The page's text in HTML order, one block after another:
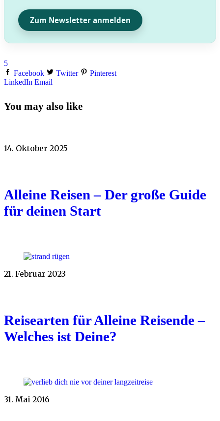
Zum Newsletter anmelden
5
Facebook
Twitter
Pinterest
LinkedIn Email
You may also like
14. Oktober 2025
Alleine Reisen – Der große Guide
für deinen Start
21. Februar 2023
Reisearten für Alleine Reisende –
Welches ist Deine?
31. Mai 2016